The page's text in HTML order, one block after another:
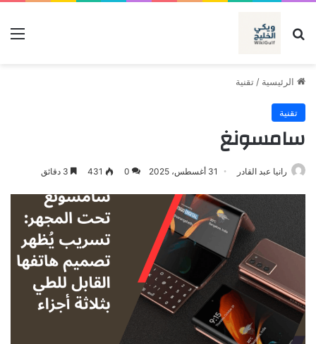
بحث عن
الرئيسية / تقنية
تقنية
سامسونغ
رانيا عبد القادر 31 أغسطس، 2025 0
431